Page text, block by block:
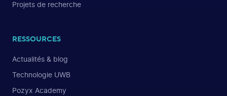
Projets de recherche
RESSOURCES
Actualités & blog
Technologie UWB
Pozyx Academy